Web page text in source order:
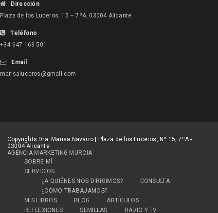
Dirección
Plaza de los Luceros, 15 – 7ºA, 03004 Alicante
Teléfono
+34 647 163 501
Email
marisaluceros@gmail.com
Copyrights Dra. Marisa Navarro | Plaza de los Luceros, Nº 15, 7ºA -
03004 Alicante
AGENCIA MARKETING MURCIA
SOBRE MÍ
SERVICIOS
¿A QUIÉNES NOS DIRIGIMOS?
CONSULTA
¿CÓMO TRABAJAMOS?
MIS LIBROS
BLOG
ARTÍCULOS
REFLEXIONES
SEMILLAS RADIO Y TV